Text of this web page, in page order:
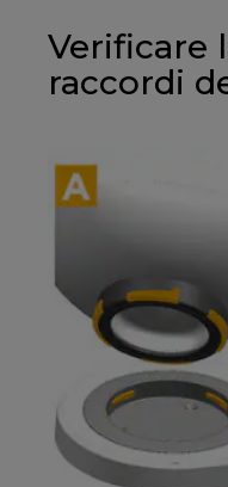
Verificare
raccordi